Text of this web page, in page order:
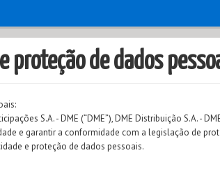
proteção de dados
S.A. - DME (“DME”), DME Distribuição S.A. -
e garantir a conformidade com a legislação de
e proteção de dados pessoais.